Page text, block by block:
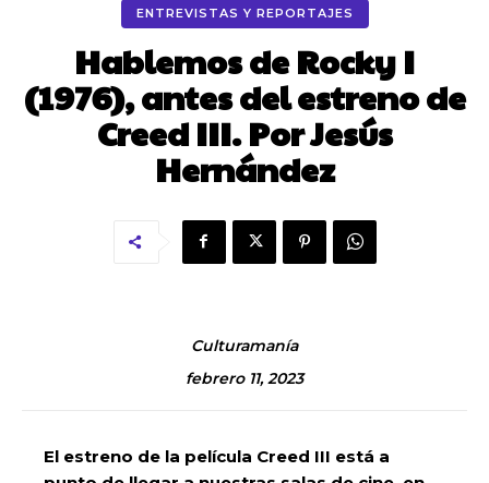
ENTREVISTAS Y REPORTAJES
Hablemos de Rocky I
(1976), antes del estreno de
Creed III. Por Jesús
Hernández
Culturamanía
febrero 11, 2023
El estreno de la película Creed III está a